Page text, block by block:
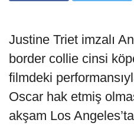
Justine Triet imzalı
border collie cinsi
filmdeki
Oscar hak etmiş
akşam Los